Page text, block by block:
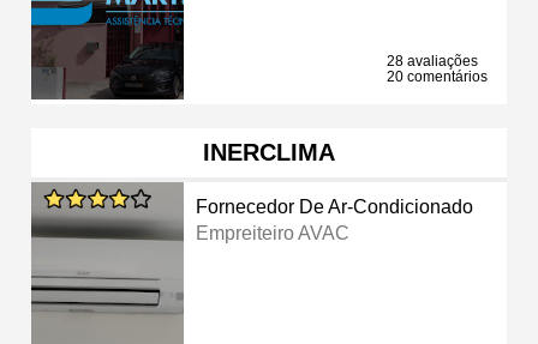
28 avaliações
20 comentários
INERCLIMA
Fornecedor De Ar-Condicionado
Empreiteiro AVAC